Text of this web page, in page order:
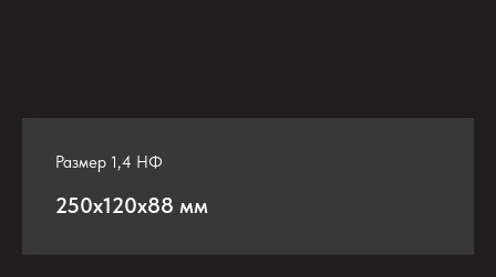
Размер 1,4 НФ
250х120х88 мм